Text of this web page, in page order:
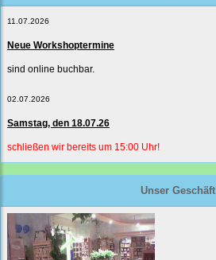
11.07.2026
Neue Workshoptermine
sind online buchbar.
02.07.2026
Samstag, den 18.07.26
schließen wir bereits um 15:00 Uhr!
Unser Geschäft